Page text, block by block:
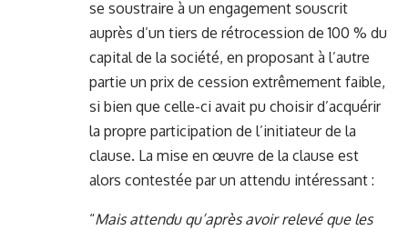
se soustraire à un engagement souscrit
auprès d’un tiers de rétrocession de 100 % du
capital de la société, en proposant à l’autre
partie un prix de cession extrêmement faible,
si bien que celle-ci avait pu choisir d’acquérir
la propre participation de l’initiateur de la
clause. La mise en œuvre de la clause est
alors contestée par un attendu intéressant :
“Mais attendu qu’après avoir relevé que les